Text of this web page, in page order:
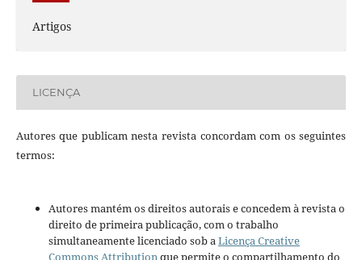
Artigos
LICENÇA
Autores que publicam nesta revista concordam com os seguintes
termos:
Autores mantém os direitos autorais e concedem à revista o
direito de primeira publicação, com o trabalho
simultaneamente licenciado sob aLicença Creative
Commons Attributionque permite o compartilhamento do